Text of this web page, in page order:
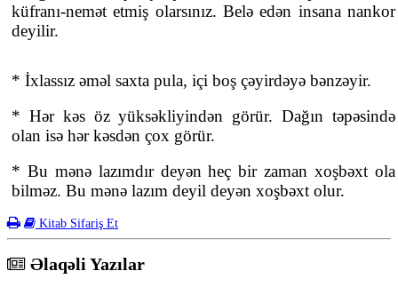
küfranı-nemət etmiş olarsınız. Belə edən insana nankor
deyilir.
* İxlassız əməl saxta pula, içi boş çəyirdəyə bənzəyir.
* Hər kəs öz yüksəkliyindən görür. Dağın təpəsində
olan isə hər kəsdən çox görür.
* Bu mənə lazımdır deyən heç bir zaman xoşbəxt ola
bilməz. Bu mənə lazım deyil deyən xoşbəxt olur.
Kitab Sifariş Et
Əlaqəli Yazılar